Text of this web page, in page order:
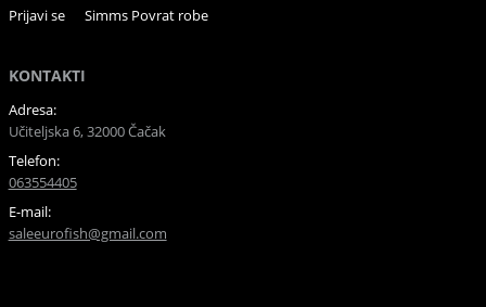
Prijavi se
Simms Povrat robe
KONTAKTI
Adresa:
Učiteljska 6, 32000 Čačak
Telefon:
063554405
E-mail:
saleeurofish@gmail.com